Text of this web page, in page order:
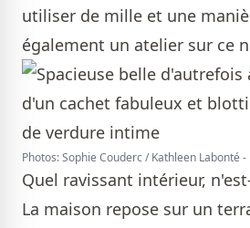
utiliser de mille et une
également un atelier sur ce
Photos: Sophie Couderc / Kathleen Labonté
Quel ravissant intérieur,
La maison repose sur un